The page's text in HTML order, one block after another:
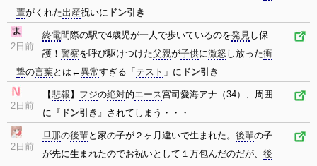
輩がくれた出産祝いに ドン引き
2日前
終電間際の駅で4歳児が一人で歩いているのを発見し保
護！ 警察を呼び駆けつけた父親が子供に激怒 し放った衝
撃の言葉とは←異常すぎる「 テスト 」に ドン引き
2日前
【悲報 】 フジの絶対的エース宮司愛海アナ（34）、周囲
に『 ドン引き 』されてしまう・・・
2日前
旦那の後輩と家の子が２ヶ月違いで生まれた。 後輩の子
が先に生まれたのでお祝いとして１万包んだのだが、 後